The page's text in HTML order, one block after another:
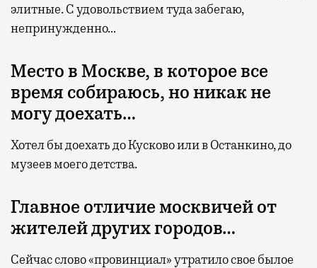
элитные. С удовольствием туда забегаю,
непринужденно…
Место в Москве, в которое все
время собираюсь, но никак не
могу доехать…
Хотел бы доехать до Кусково или в Останкино, до
музеев моего детства.
Главное отличие москвичей от
жителей других городов…
Сейчас слово «провинциал» утратило свое былое